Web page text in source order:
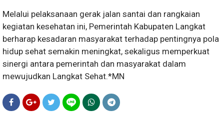
Melalui pelaksanaan gerak jalan santai dan rangkaian
kegiatan kesehatan ini, Pemerintah Kabupaten Langkat
berharap kesadaran masyarakat terhadap pentingnya pola
hidup sehat semakin meningkat, sekaligus memperkuat
sinergi antara pemerintah dan masyarakat dalam
mewujudkan Langkat Sehat.*MN